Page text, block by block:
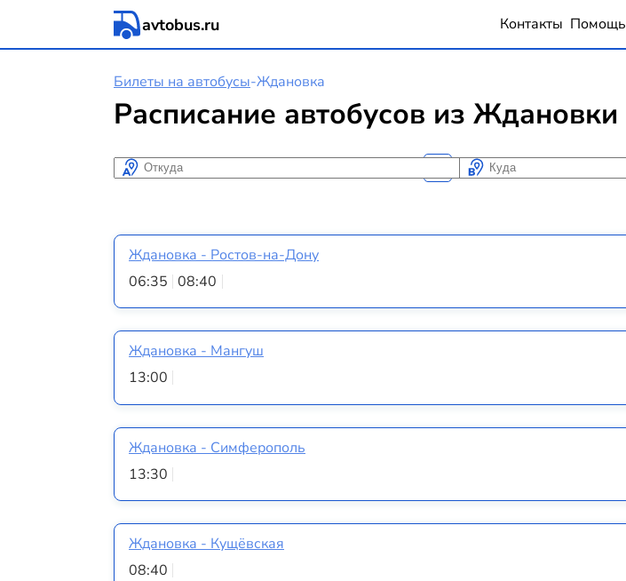
avtobus.ru Контакты Помощь
Билеты на автобусы-Ждановка
Расписание автобусов из Ждановки
Откуда Куда
Ждановка - Ростов-на-Дону
06:35 08:40
Ждановка - Мангуш
13:00
Ждановка - Симферополь
13:30
Ждановка - Кущёвская
08:40